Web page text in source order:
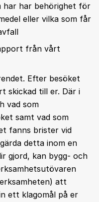
har har behörighet för
eller vilka som får
från vårt
Efter besöket
skickad till er. Där i
vad som
samt vad som
fanns brister vid
detta inom en
gjord, kan bygg- och
att
ett klagomål på er